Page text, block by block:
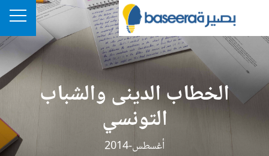
الخطاب الدينى والشباب
التونسي
أغسطس-2014